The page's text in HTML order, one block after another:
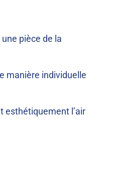
pièce de la
manière individuelle
esthétiquement l’air